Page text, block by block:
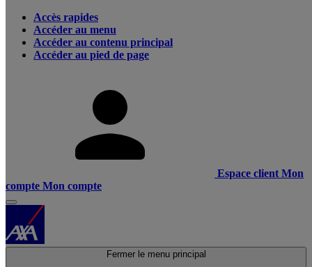
Accès rapides
Accéder au menu
Accéder au contenu principal
Accéder au pied de page
Espace client Mon
compte Mon compte
Fermer le menu principal